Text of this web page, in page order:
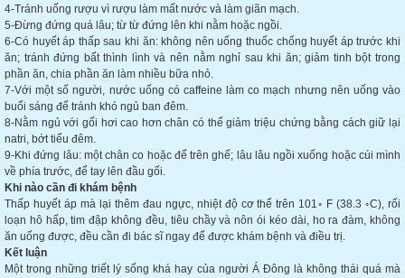
4-Tránh uống rượu vì rượu làm mất nước và làm giãn mạch.
5-Đừng đứng quá lâu; từ từ đứng lên khi nằm hoặc ngồi.
6-Có huyết áp thấp sau khi ăn: không nên uống thuốc chống huyết áp trước khi
ăn; tránh đứng bất thình lình và nên nằm nghỉ sau khi ăn; giảm tinh bột trong
phần ăn, chia phần ăn làm nhiều bữa nhỏ.
7-Với một số người, nước uống có caffeine làm co mạch nhưng nên uống vào
buổi sáng để tránh khó ngủ ban đêm.
8-Nằm ngủ với gối hơi cao hơn chân có thể giảm triệu chứng bằng cách giữ lại
natri, bớt tiểu đêm.
9-Khi đứng lâu: một chân co hoặc để trên ghế; lâu lâu ngồi xuống hoặc cúi mình
về phía trước, để tay lên đầu gối.
Khi nào cần đi khám bệnh
Thấp huyết áp mà lại thêm đau ngực, nhiệt độ cơ thể trên 101◦ F (38.3 ◦C), rối
loạn hô hấp, tim đập không đều, tiêu chầy và nôn ói kéo dài, ho ra đàm, không
ăn uống được, đều cần đi bác sĩ ngay để được khám bệnh và điều trị.
Kết luận
Một trong những triết lý sống khá hay của người Á Đông là không thái quá mà